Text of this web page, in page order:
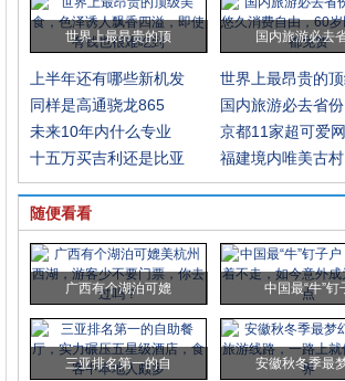
世界上最昂贵的顶 国内旅游必去
上半年还有哪些新机发
世界上最昂贵的
同样是高通骁龙865
国内旅游必去省
未来10年内什么专业
京都11家超可爱
十五万买吉利还是比亚
福建境内唯美古
随便看看
广西有个湖泊可媲 中国最“牛”钉
三亚排名第一的自 安徽秋冬季最